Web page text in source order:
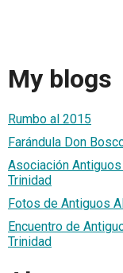
My blogs
Rumbo al 2015
Farándula Don
Asociación
Trinidad
Fotos de Antiguos
Encuentro de
Trinidad